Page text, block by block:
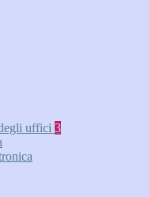
uffici 3